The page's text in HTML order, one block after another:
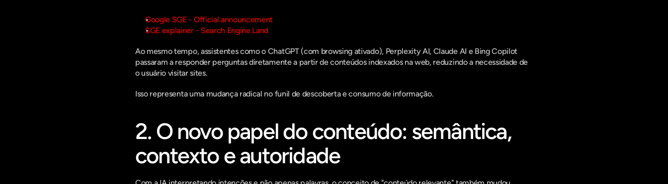
Google SGE - Official announcement
SGE explainer - Search Engine Land
Ao mesmo tempo, assistentes como o ChatGPT (com browsing ativado), Perplexity AI, Claude AI e Bing Copilot
passaram a responder perguntas diretamente a partir de conteúdos indexados na web, reduzindo a necessidade de
o usuário visitar sites.
Isso representa uma mudança radical no funil de descoberta e consumo de informação.
2. O novo papel do conteúdo: semântica,
contexto e autoridade